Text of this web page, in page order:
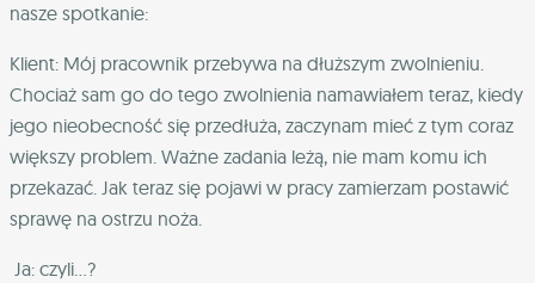
nasze spotkanie:
Klient: Mój pracownik przebywa na dłuższym zwolnieniu.
Chociaż sam go do tego zwolnienia namawiałem teraz, kiedy
jego nieobecność się przedłuża, zaczynam mieć z tym coraz
większy problem. Ważne zadania leżą, nie mam komu ich
przekazać. Jak teraz się pojawi w pracy zamierzam postawić
sprawę na ostrzu noża.
Ja: czyli…?